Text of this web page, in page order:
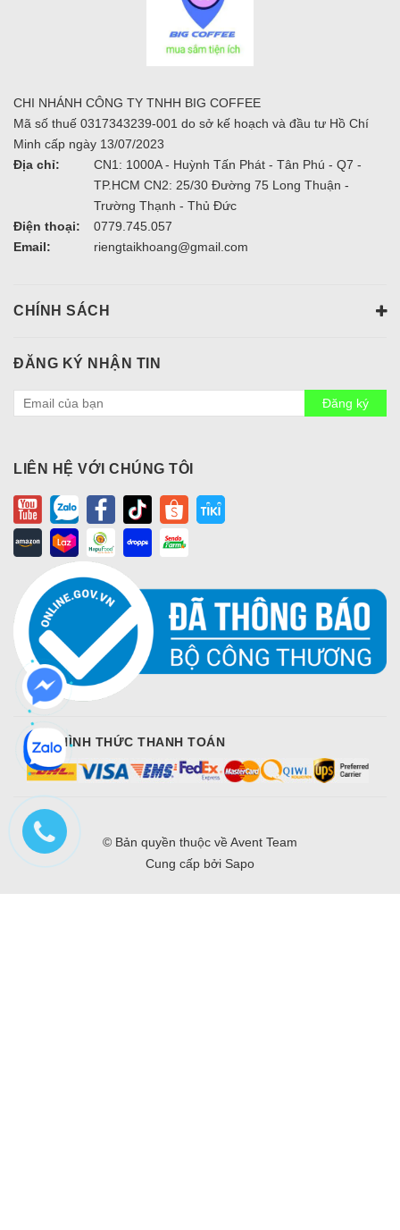
CHI NHÁNH CÔNG TY TNHH BIG COFFEE
Mã số thuế 0317343239-001 do sở kế hoạch và đầu tư Hồ Chí
Minh cấp ngày 13/07/2023
Địa chỉ:
CN1: 1000A - Huỳnh Tấn Phát - Tân Phú - Q7 -
TP.HCM CN2: 25/30 Đường 75 Long Thuận -
Trường Thạnh - Thủ Đức
Điện thoại:
0779.745.057
Email:
riengtaikhoang@gmail.com
CHÍNH SÁCH
ĐĂNG KÝ NHẬN TIN
Đăng ký
LIÊN HỆ VỚI CHÚNG TÔI
CÁC HÌNH THỨC THANH TOÁN
© Bản quyền thuộc về Avent Team
Cung cấp bởi Sapo